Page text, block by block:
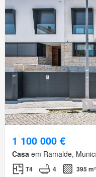
1 100 000 €
Casa em Ramalde,
T4 4 395 m²